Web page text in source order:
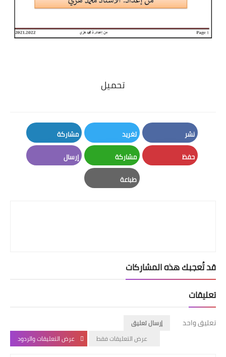
تحميل
نشر
Facebook
تغريد
Twitter
مشاركة
LinkedIn
حفظ مشاركة
Whatsapp
إرسال
طباعة
قد تُعجبك هذه المشاركات
تعليقات
تعليق واحد
إرسال تعليق
عرض التعليقات فقط
عرض التعليقات والردود